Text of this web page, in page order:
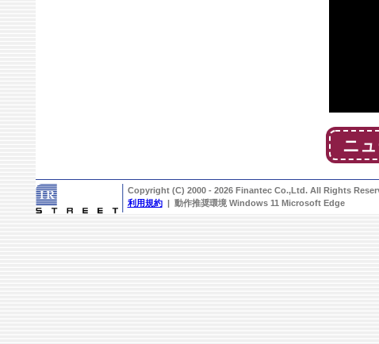
ニ
Copyright (C) 2000 - 2026 Finantec Co.,Ltd. All Rights
利用規約| 動作推奨環境 Windows 11 Microsoft Edge